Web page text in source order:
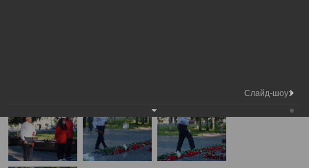
Слайд-шоу: